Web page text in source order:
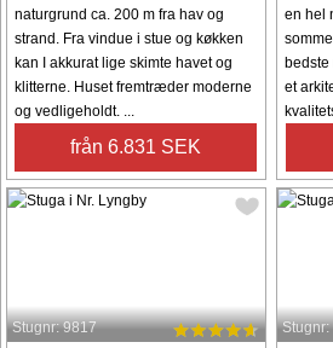
naturgrund ca. 200 m fra hav og
strand. Fra vindue i stue og køkken
kan I akkurat lige skimte havet og
klitterne. Huset fremtræder moderne
og vedligeholdt. ...
från 6.831 SEK
en hel
bedste
et
Stugnr: 9817